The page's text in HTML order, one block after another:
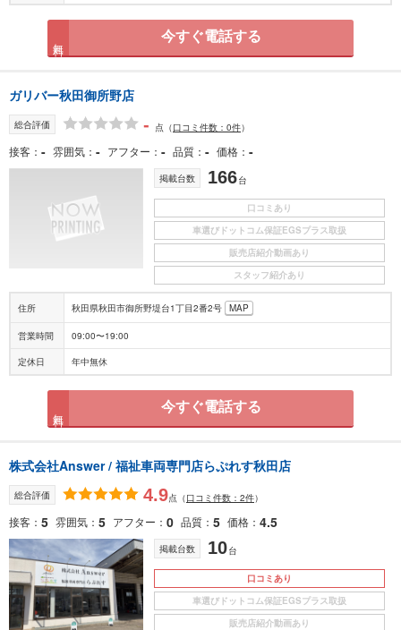
今すぐ電話する
ガリバー秋田御所野店
総合評価 - 点 （口コミ件数：0件）
接客 - 雰囲気 - アフター - 品質 - 価格 -
掲載台数 166台
口コミあり
車選びドットコム保証EGSプラス取扱
販売店紹介動画あり
スタッフ紹介あり
住所 秋田県秋田市御所野堤台1丁目2番2号 MAP
営業時間 09:00〜19:00
定休日 年中無休
今すぐ電話する
株式会社Answer / 福祉車両専門店らぷれす秋田店
総合評価 4.9点 （口コミ件数：2件）
接客 5 雰囲気 5 アフター 0 品質 5 価格 4.5
掲載台数 10台
口コミあり
車選びドットコム保証EGSプラス取扱
販売店紹介動画あり